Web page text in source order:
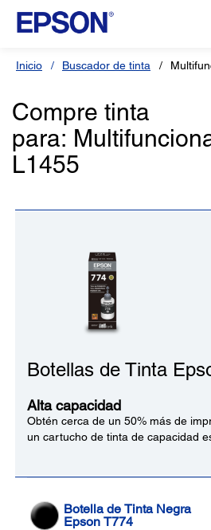
Inicio Buscador de tinta
Compre tinta
para:
L1455
Botellas de Tinta
Alta capacidad
Obtén cerca de un 50% más de
un cartucho de tinta de capacidad
Botella de Tinta Negra
Epson T774